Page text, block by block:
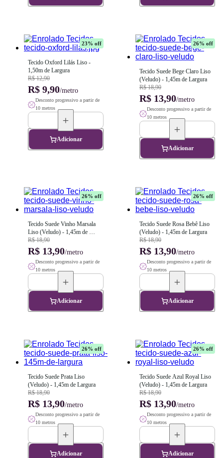
23% off
Tecido Oxford Lilás Liso -
1,50m de Largura
R$ 12,90
R$ 9,90/metro
Desconto progressivo a partir de
10 metros
Adicionar
26% off
Tecido Suede Bege Claro Liso
(Veludo) - 1,45m de Largura
R$ 18,90
R$ 13,90/metro
Desconto progressivo a partir de
10 metros
Adicionar
26% off
Tecido Suede Vinho Marsala
Liso (Veludo) - 1,45m de
Largura
R$ 18,90
R$ 13,90/metro
Desconto progressivo a partir de
10 metros
Adicionar
26% off
Tecido Suede Rosa Bebê Liso
(Veludo) - 1,45m de Largura
R$ 18,90
R$ 13,90/metro
Desconto progressivo a partir de
10 metros
Adicionar
26% off
Tecido Suede Prata Liso
(Veludo) - 1,45m de Largura
R$ 18,90
R$ 13,90/metro
Desconto progressivo a partir de
10 metros
Adicionar
26% off
Tecido Suede Azul Royal Liso
(Veludo) - 1,45m de Largura
R$ 18,90
R$ 13,90/metro
Desconto progressivo a partir de
10 metros
Adicionar